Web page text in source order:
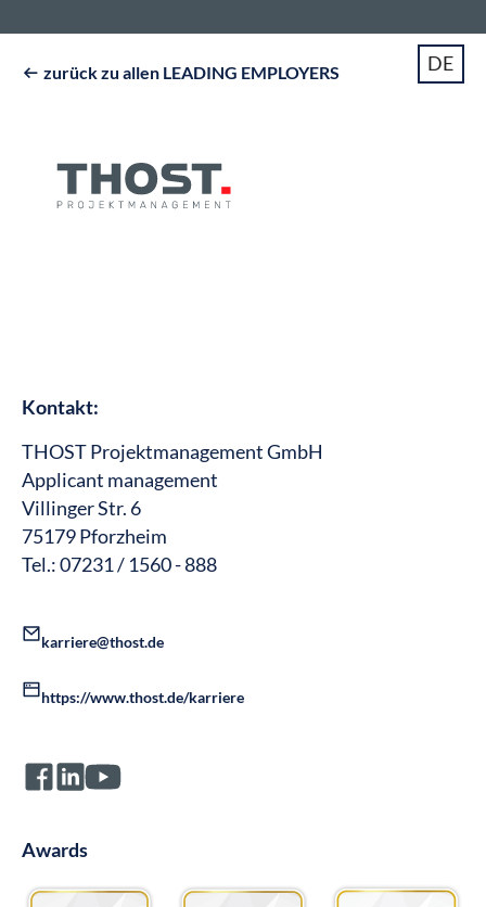
 zurück zu allen LEADING EMPLOYERS DE
Kontakt:
THOST Projektmanagement GmbH
Applicant management
Villinger Str. 6
75179 Pforzheim​
Tel.: 07231 / 1560 - 888
karriere@thost.de
https://www.thost.de/karriere
Awards